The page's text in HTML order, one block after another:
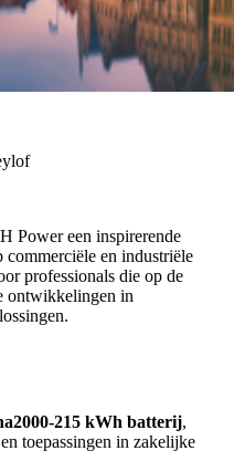
Power een inspirerende
en industriële
professionals die op de
ontwikkelingen in
215 kWh batterij,
toepassingen in zakelijke